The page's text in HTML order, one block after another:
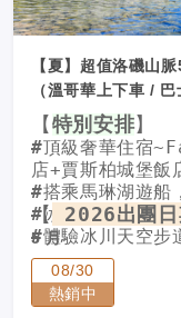
【夏】超值洛磯山
（溫哥華上下車 / 巴
【特別安排】
#頂級奢華住宿
店+賈斯柏城堡飯
#搭乘馬琳湖遊船
#冰原巨輪雪車體
#體驗冰川天空步
#特別安排加拿大
【2026出團
5 月
5/17、5/31
6 月
08/30
熱銷中